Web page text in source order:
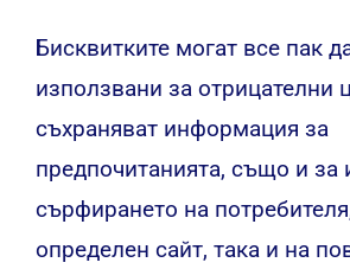
Бисквитките могат все пак
използвани за отрицателни
съхраняват информация за
предпочитанията, също и за
сърфирането на
определен сайт, така и на